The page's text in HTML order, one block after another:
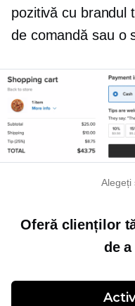
pozitivă cu brandul
de comandă sau o
Alegeți
Oferă clienților
de